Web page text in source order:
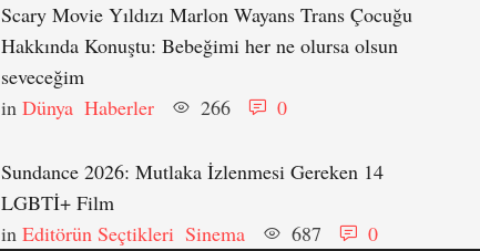
Scary Movie Yıldızı Marlon Wayans Trans Çocuğu
Hakkında Konuştu: Bebeğimi her ne olursa olsun
seveceğim
in Dünya Haberler 266 0
Sundance 2026: Mutlaka İzlenmesi Gereken 14
LGBTİ+ Film
in Editörün Seçtikleri Sinema 687 0